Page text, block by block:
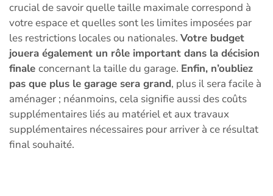
crucial de savoir quelle taille maximale correspond à
votre espace et quelles sont les limites imposées par
les restrictions locales ou nationales. Votre budget
jouera également un rôle important dans la décision
finale concernant la taille du garage. Enfin, n’oubliez
pas que plus le garage sera grand, plus il sera facile à
aménager ; néanmoins, cela signifie aussi des coûts
supplémentaires liés au matériel et aux travaux
supplémentaires nécessaires pour arriver à ce résultat
final souhaité.